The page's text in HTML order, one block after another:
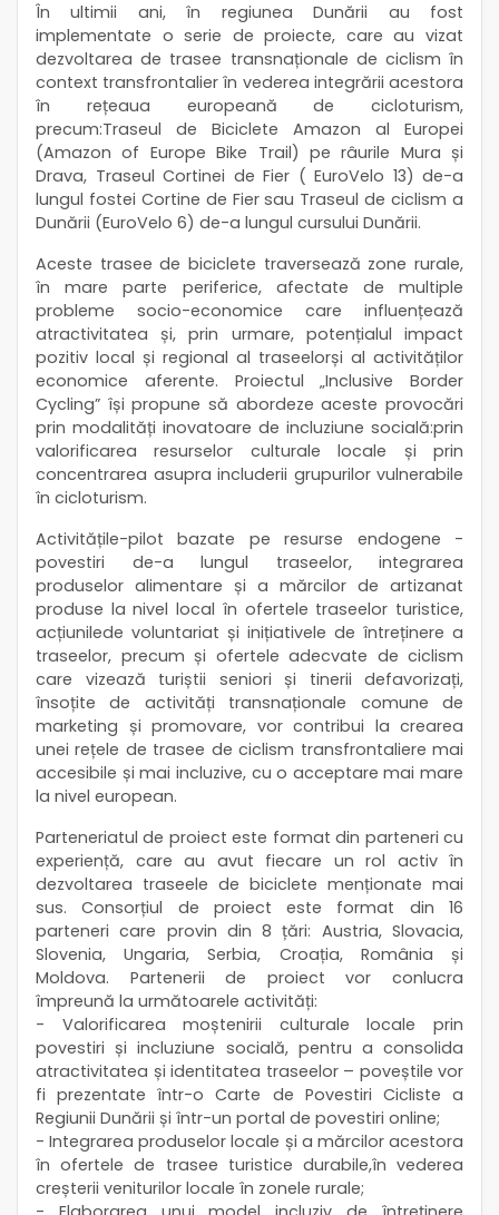
În ultimii ani, în regiunea Dunării au fost
implementate o serie de proiecte, care au vizat
dezvoltarea de trasee transnaționale de ciclism în
context transfrontalier în vederea integrării acestora
în rețeaua europeană de cicloturism,
precum:Traseul de Biciclete Amazon al Europei
(Amazon of Europe Bike Trail) pe râurile Mura și
Drava, Traseul Cortinei de Fier ( EuroVelo 13) de-a
lungul fostei Cortine de Fier sau Traseul de ciclism a
Dunării (EuroVelo 6) de-a lungul cursului Dunării.
Aceste trasee de biciclete traversează zone rurale,
în mare parte periferice, afectate de multiple
probleme socio-economice care influențează
atractivitatea și, prin urmare, potențialul impact
pozitiv local și regional al traseelorși al activităților
economice aferente. Proiectul „Inclusive Border
Cycling” își propune să abordeze aceste provocări
prin modalități inovatoare de incluziune socială:prin
valorificarea resurselor culturale locale și prin
concentrarea asupra includerii grupurilor vulnerabile
în cicloturism.
Activitățile-pilot bazate pe resurse endogene -
povestiri de-a lungul traseelor, integrarea
produselor alimentare și a mărcilor de artizanat
produse la nivel local în ofertele traseelor turistice,
acțiunilede voluntariat și inițiativele de întreținere a
traseelor, precum și ofertele adecvate de ciclism
care vizează turiștii seniori și tinerii defavorizați,
însoțite de activități transnaționale comune de
marketing și promovare, vor contribui la crearea
unei rețele de trasee de ciclism transfrontaliere mai
accesibile și mai incluzive, cu o acceptare mai mare
la nivel european.
Parteneriatul de proiect este format din parteneri cu
experiență, care au avut fiecare un rol activ în
dezvoltarea traseele de biciclete menționate mai
sus. Consorțiul de proiect este format din 16
parteneri care provin din 8 țări: Austria, Slovacia,
Slovenia, Ungaria, Serbia, Croația, România și
Moldova. Partenerii de proiect vor conlucra
împreună la următoarele activități:
- Valorificarea moștenirii culturale locale prin
povestiri și incluziune socială, pentru a consolida
atractivitatea și identitatea traseelor – poveștile vor
fi prezentate într-o Carte de Povestiri Cicliste a
Regiunii Dunării și într-un portal de povestiri online;
- Integrarea produselor locale și a mărcilor acestora
în ofertele de trasee turistice durabile,în vederea
creșterii veniturilor locale în zonele rurale;